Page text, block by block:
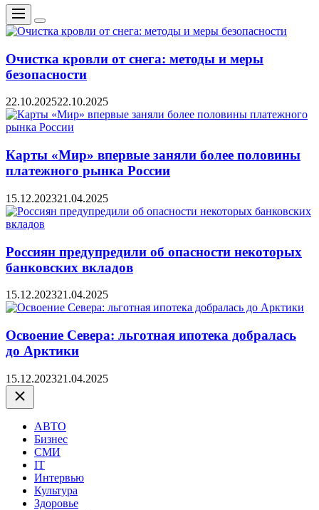
Меню
Цвет
переключателя
Очистка кровли от снега: методы и меры
безопасности
22.10.202522.10.2025
Карты «Мир» впервые заняли более половины
платежного рынка России
15.12.202321.04.2025
Россиян предупредили об опасности некоторых
банковских вкладов
15.12.202321.04.2025
Освоение Севера: льготная ипотека добралась
до Арктики
15.12.202321.04.2025
Закрыть
АВТО
Бизнес
СМИ
IT
Интервью
Культура
Здоровье